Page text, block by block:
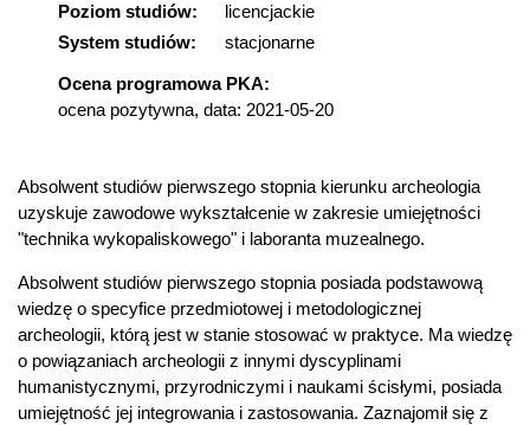
Poziom studiów:
licencjackie
System studiów:
stacjonarne
Ocena programowa PKA:
ocena pozytywna, data: 2021-05-20
Absolwent studiów pierwszego stopnia kierunku archeologia
uzyskuje zawodowe wykształcenie w zakresie umiejętności
"technika wykopaliskowego" i laboranta muzealnego.
Absolwent studiów pierwszego stopnia posiada podstawową
wiedzę o specyfice przedmiotowej i metodologicznej
archeologii, którą jest w stanie stosować w praktyce. Ma wiedzę
o powiązaniach archeologii z innymi dyscyplinami
humanistycznymi, przyrodniczymi i naukami ścisłymi, posiada
umiejętność jej integrowania i zastosowania. Zaznajomił się z